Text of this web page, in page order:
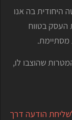
היחודית בה אנו
העסק בטווח
שהוצבו לו,
הודעה דרך